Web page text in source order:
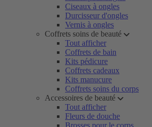
Ciseaux à ongles
Durcisseur d'ongles
Vernis à ongles
Coffrets soins de beauté
Tout afficher
Coffrets de bain
Kits pédicure
Coffrets cadeaux
Kits manucure
Coffrets soins du corps
Accessoires de beauté
Tout afficher
Fleurs de douche
Brosses pour le corps